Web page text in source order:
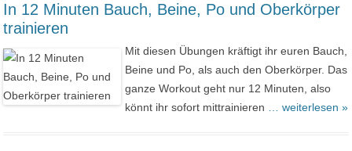
In 12 Minuten Bauch, Beine, Po und Oberkörper
trainieren
Mit diesen Übungen kräftigt ihr euren Bauch,
Beine und Po, als auch den Oberkörper. Das
ganze Workout geht nur 12 Minuten, also
könnt ihr sofort mittrainieren
… weiterlesen »